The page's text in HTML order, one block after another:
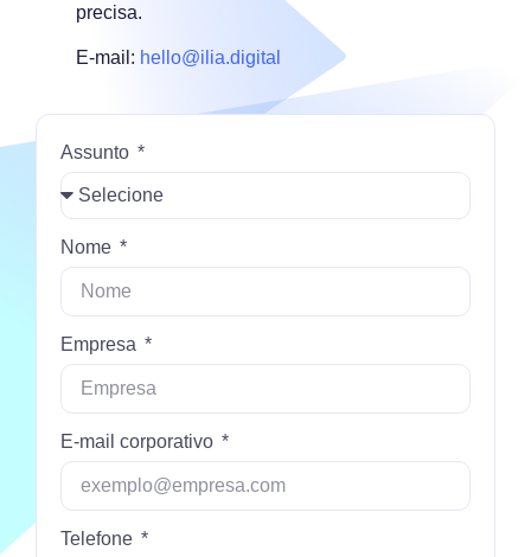
Assunto
Nome
Empresa
E-mail corporativo
Telefone
precisa.
E-mail: hello@ilia.digital